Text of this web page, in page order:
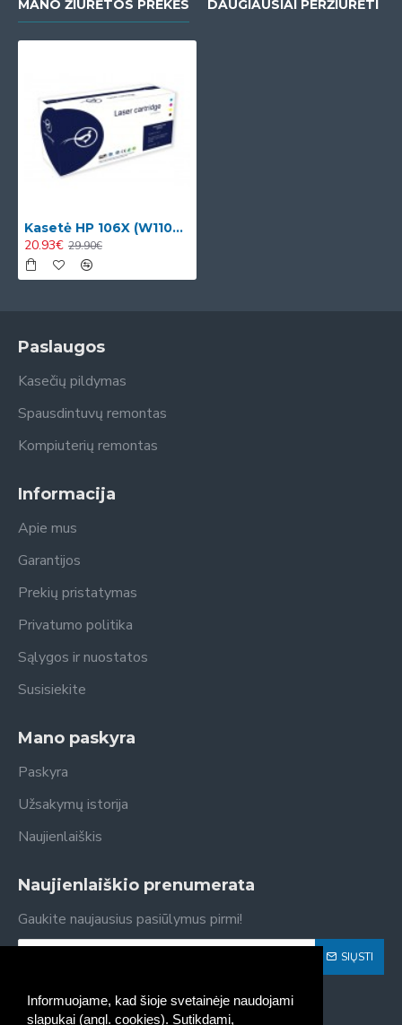
Informuojame, kad šioje svetainėje naudojami
slapukai (angl. cookies). Sutikdami,
MANO ŽIŪRĖTOS PREKĖS DAUGIAUSIAI PERŽIŪRĖTI
Kasetė HP 106X (W1106X)
20.93€ 29.90€
Paslaugos
Kasečių pildymas
Spausdintuvų remontas
Kompiuterių remontas
Informacija
Apie mus
Garantijos
Prekių pristatymas
Privatumo politika
Sąlygos ir nuostatos
Susisiekite
Mano paskyra
Paskyra
Užsakymų istorija
Naujienlaiškis
Naujienlaiškio prenumerata
Gaukite naujausius pasiūlymus pirmi!
SIŲSTI
Susipažinau ir sutinku su Privatumo politika